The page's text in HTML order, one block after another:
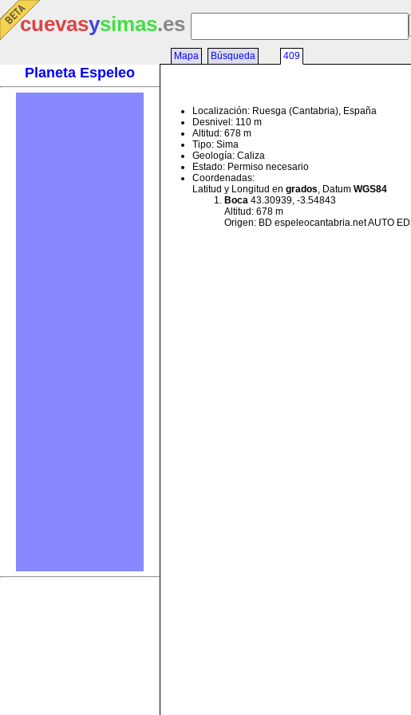
cuevasysimas.es
Planeta Espeleo
Mapa Búsqueda 409
Localización: Ruesga (Cantabria), España
Desnivel: 110 m
Altitud: 678 m
Tipo: Sima
Geología: Caliza
Estado: Permiso necesario
Coordenadas:
Latitud y Longitud en grados, Datum WGS84
Boca 43.30939, -3.54843
Altitud: 678 m
Origen: BD espeleocantabria.net AUTO